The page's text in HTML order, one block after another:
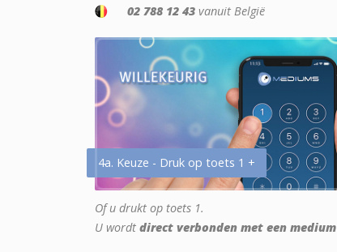
02 788 12 43 vanuit België
4a. Keuze - Druk op toets 1 +
Of u drukt op toets 1.
U wordt direct verbonden met een medium